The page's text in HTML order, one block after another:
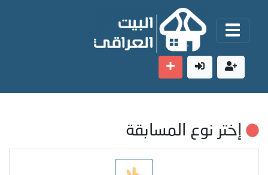
إختر نوع المسابقة